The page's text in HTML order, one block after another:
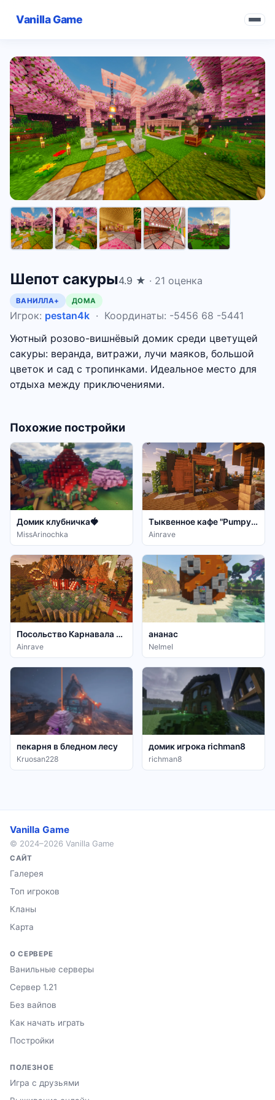
Vanilla Game
Шепот сакуры4.9 ★ · 21 оценка
ВАНИЛЛА+ ДОМА
Игрок: pestan4k · Координаты: -5456 68 -5441
Уютный розово-вишнёвый домик среди цветущей
сакуры: веранда, витражи, лучи маяков, большой
цветок и сад с тропинками. Идеальное место для
отдыха между приключениями.
Похожие постройки
Домик клубничка🍓
MissArinochka
Тыквенное кафе "Pumpy's"
Ainrave
Посольство Карнавала у Moons
Ainrave
ананас
NeImeI
пекарня в бледном лесу
Kruosan228
домик игрока richman8
richman8
Vanilla Game
© 2024–2026 Vanilla Game
САЙТ
Галерея
Топ игроков
Кланы
Карта
О СЕРВЕРЕ
Ванильные серверы
Сервер 1.21
Без вайпов
Как начать играть
Постройки
ПОЛЕЗНОЕ
Игра с друзьями